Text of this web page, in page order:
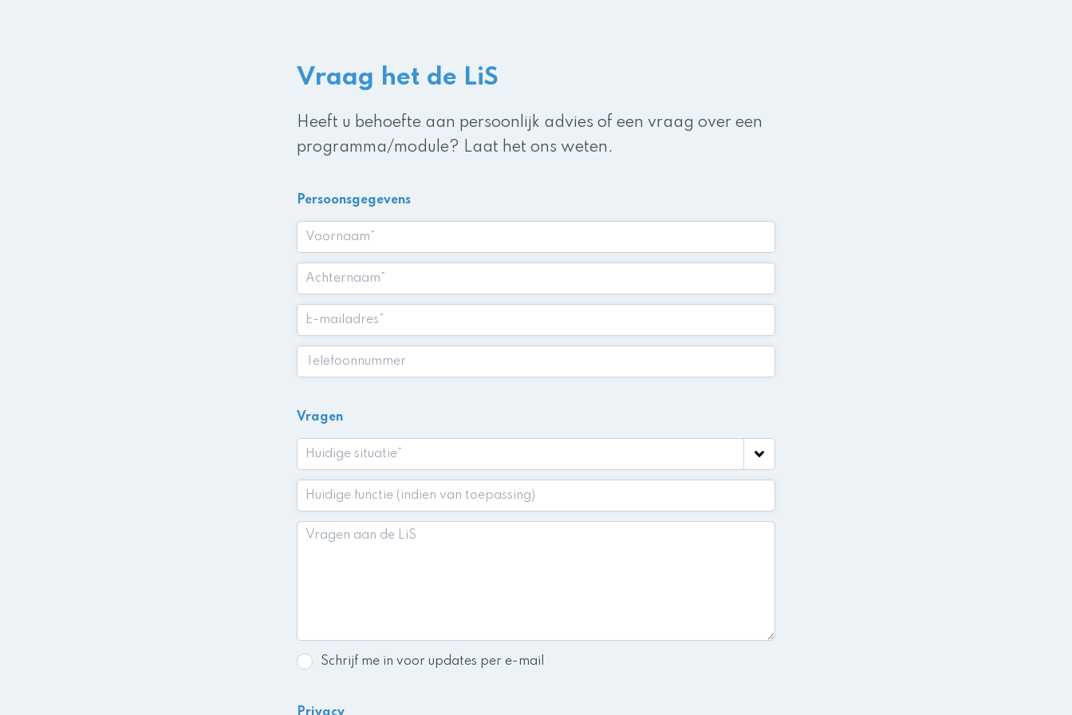
Vraag het de LiS
Heeft u behoefte aan persoonlijk advies of een vraag over een
programma/module? Laat het ons weten.
Persoonsgegevens
Vragen
Schrijf me in voor updates per e-mail